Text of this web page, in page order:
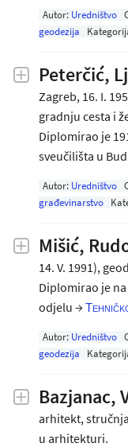
Autor: Uredništvo
geodezija
Peterčić,
Zagreb, 16. I.
gradnju cesta i
Diplomirao je
sveučilišta u
Autor: Uredništvo
građevinarstvo
Mišić,
14. V. 1991),
Diplomirao je
odjelu →
Autor: Uredništvo
geodezija
Bazjanac,
arhitekt,
u arhitekturi.